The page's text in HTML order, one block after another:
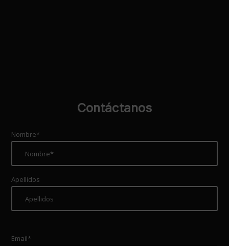
Contáctanos
Nombre*
Apellidos
Email*